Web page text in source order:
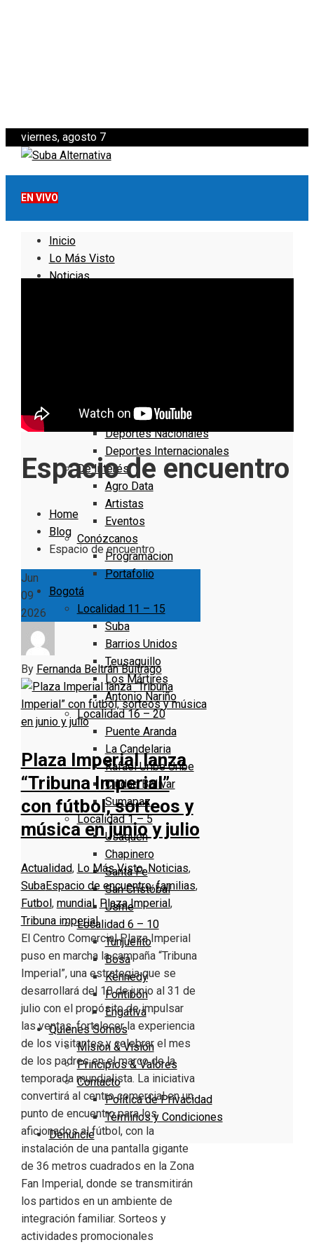
viernes, agosto 7
EN VIVO
Inicio
Lo Más Visto
Noticias
Deportes Locales
Deportes Nacionales
Deportes Internacionales
De Interés
Agro Data
Artistas
Eventos
Conózcanos
Programacion
Portafolio
Bogotá
Localidad 11 – 15
Suba
Barrios Unidos
Teusaquillo
Los Mártires
Antonio Nariño
Localidad 16 – 20
Puente Aranda
La Candelaria
Rafael Uribe Uribe
Ciudad Bolivar
Sumapaz
Localidad 1 – 5
Usaquen
Chapinero
Santa Fe
San Cristóbal
Usme
Localidad 6 – 10
Tunjuelito
Bosa
Kennedy
Fontibón
Engativa
Quienes Somos
Misión & Visión
Principios & Valores
Contacto
Política de Privacidad
Términos y Condiciones
Denuncie
Espacio de encuentro
Home
Blog
Espacio de encuentro
Jun
09
2026
By Fernanda Beltrán Buitrago
Plaza Imperial lanza
“Tribuna Imperial”
con fútbol, sorteos y
música en junio y julio
Actualidad, Lo Más Visto, Noticias,
SubaEspacio de encuentro,familias,
Futbol , mundial, Plaza Imperial ,
Tribuna imperial
El Centro Comercial Plaza Imperial
puso en marcha la campaña “Tribuna
Imperial”, una estrategia que se
desarrollará del 10 de junio al 31 de
julio con el propósito de impulsar
las ventas, fortalecer la experiencia
de los visitantes y celebrar el mes
de los padres en el marco de la
temporada mundialista. La iniciativa
convertirá al centro comercial en un
punto de encuentro para los
aficionados al fútbol, con la
instalación de una pantalla gigante
de 36 metros cuadrados en la Zona
Fan Imperial, donde se transmitirán
los partidos en un ambiente de
integración familiar. Sorteos y
actividades promocionales